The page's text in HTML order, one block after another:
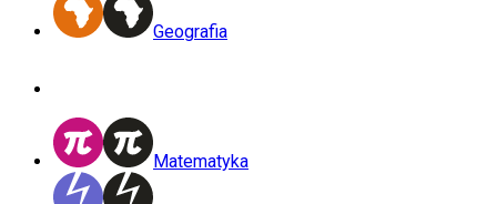
Geografia
Matematyka